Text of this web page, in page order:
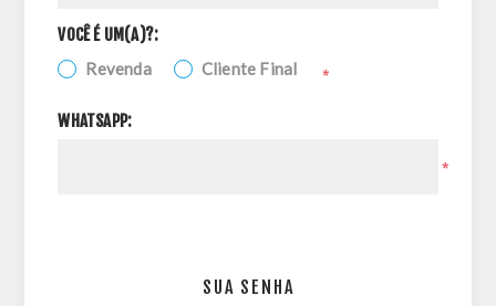
VOCÊ É UM(A)?:
Revenda Cliente Final *
WHATSAPP:
*
SUA SENHA